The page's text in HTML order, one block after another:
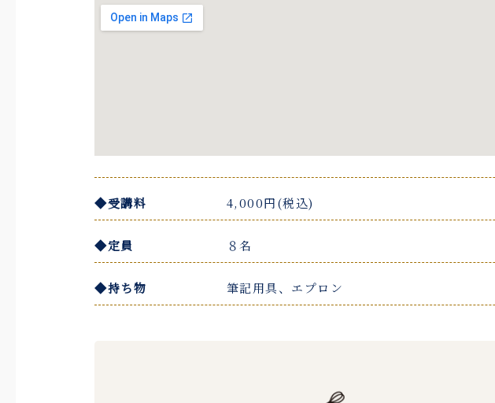
◆受講料 4,000円(税込)
◆定員 ８名
◆持ち物 筆記用具、エプロン